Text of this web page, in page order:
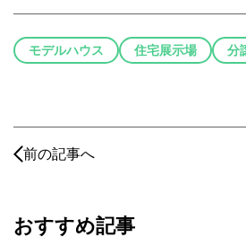
モデルハウス 住宅展示場 分
前の記事へ
おすすめ記事